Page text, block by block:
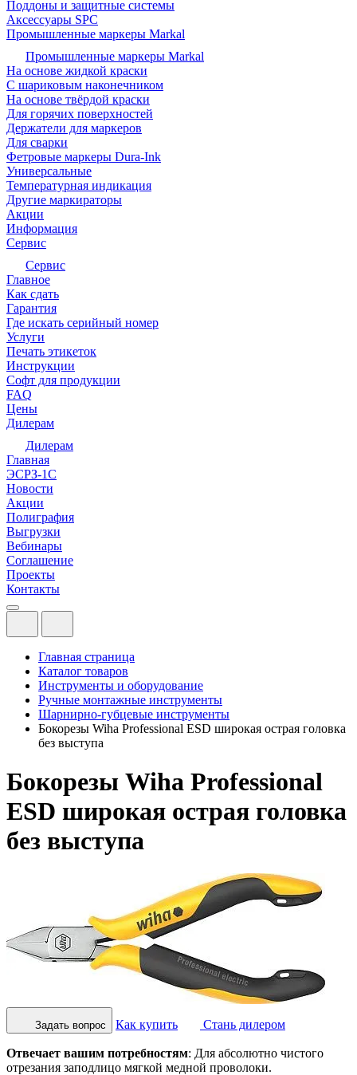
Поддоны и защитные системы
Аксессуары SPC
Промышленные маркеры Markal
Промышленные маркеры Markal
На основе жидкой краски
С шариковым наконечником
На основе твёрдой краски
Для горячих поверхностей
Держатели для маркеров
Для сварки
Фетровые маркеры Dura-Ink
Универсальные
Температурная индикация
Другие маркираторы
Акции
Информация
Сервис
Сервис
Главное
Как сдать
Гарантия
Где искать серийный номер
Услуги
Печать этикеток
Инструкции
Софт для продукции
FAQ
Цены
Дилерам
Дилерам
Главная
ЭСРЗ-1С
Новости
Акции
Полиграфия
Выгрузки
Вебинары
Соглашение
Проекты
Контакты
Главная страница
Каталог товаров
Инструменты и оборудование
Ручные монтажные инструменты
Шарнирно-губцевые инструменты
Бокорезы Wiha Professional ESD широкая острая головка
без выступа
Бокорезы Wiha Professional
ESD широкая острая головка
без выступа
Задать вопрос Как купить Стань дилером
Отвечает вашим потребностям: Для абсолютно чистого
отрезания заподлицо мягкой медной проволоки.